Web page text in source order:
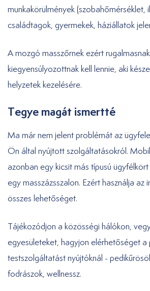
munkakörülmények (szobahőmérséklet,
családtagok, gyermekek, háziállatok
A mozgó masszőrnek ezért
kiegyensúlyozottnak kell lennie, aki
helyzetek kezelésére.
Tegye magát ismertté
Ma már nem jelent problémát az
Ön által nyújtott szolgáltatásokról.
azonban egy kicsit más típusú
egy masszázsszalon. Ezért használja az
összes lehetőséget.
Tájékozódjon a közösségi hálókon,
egyesületeket, hagyjon elérhetőséget a
testszolgáltatást nyújtóknál -
fodrászok, wellnessz.